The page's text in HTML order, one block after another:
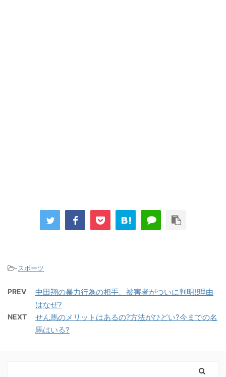
-スポーツ
PREV
中田翔の暴力行為の相手、被害者がついに判明!!理由
はなぜ?
NEXT
せん馬のメリットはあるの?方法がひどい?今までの名
馬はいる?